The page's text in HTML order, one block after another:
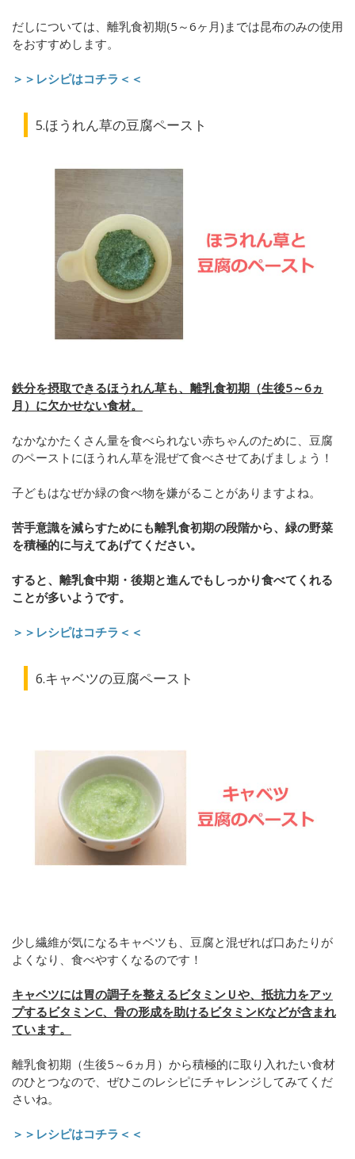
だしについては、離乳食初期(5～6ヶ月)までは昆布のみの使用
をおすすめします。
＞＞レシピはコチラ＜＜
5.ほうれん草の豆腐ペースト
鉄分を摂取できるほうれん草も、離乳食初期（生後5～6ヵ
月）に欠かせない食材。
なかなかたくさん量を食べられない赤ちゃんのために、豆腐
のペーストにほうれん草を混ぜて食べさせてあげましょう！
子どもはなぜか緑の食べ物を嫌がることがありますよね。
苦手意識を減らすためにも離乳食初期の段階から、緑の野菜
を積極的に与えてあげてください。
すると、離乳食中期・後期と進んでもしっかり食べてくれる
ことが多いようです。
＞＞レシピはコチラ＜＜
6.キャベツの豆腐ペースト
少し繊維が気になるキャベツも、豆腐と混ぜれば口あたりが
よくなり、食べやすくなるのです！
キャベツには胃の調子を整えるビタミンＵや、抵抗力をアッ
プするビタミンC、骨の形成を助けるビタミンKなどが含まれ
ています。
離乳食初期（生後5～6ヵ月）から積極的に取り入れたい食材
のひとつなので、ぜひこのレシピにチャレンジしてみてくだ
さいね。
＞＞レシピはコチラ＜＜